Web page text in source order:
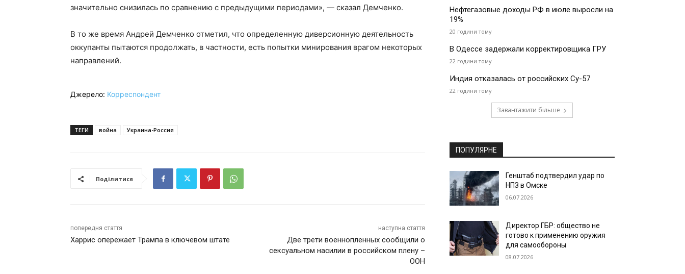
значительно снизилась по сравнению с предыдущими периодами», — сказал Демченко.
В то же время Андрей Демченко отметил, что определенную диверсионную деятельность
оккупанты пытаются продолжать, в частности, есть попытки минирования врагом некоторых
направлений.
Джерело: Корреспондент
ТЕГИ война Украина-Россия
Поділитися
попередня стаття
Харрис опережает Трампа в ключевом штате
наступна стаття
Две трети военнопленных сообщили о
сексуальном насилии в российском плену –
ООН
Нефтегазовые доходы РФ в июле выросли на
19%
20 години тому
В Одессе задержали корректировщика ГРУ
22 години тому
Индия отказалась от российских Су-57
22 години тому
Завантажити більше
ПОПУЛЯРНЕ
Генштаб подтвердил удар по
НПЗ в Омске
06.07.2026
Директор ГБР: общество не
готово к применению оружия
для самообороны
08.07.2026